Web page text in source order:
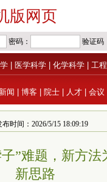
版网页
医学科学 化学科学 工
新闻 博客 院士 人才 会议
时间：2026/5/15 18:09:19
”难题，新方
新思路